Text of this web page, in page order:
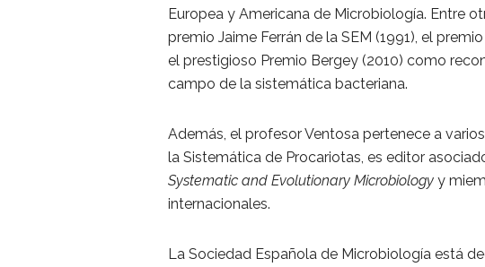
Europea y Americana de Microbiología. Entre
premio Jaime Ferrán de la SEM (1991), el
el prestigioso Premio Bergey (2010) como
campo de la sistemática bacteriana.
Además, el profesor Ventosa pertenece a
la Sistemática de Procariotas, es editor
Systematic and Evolutionary Microbiology y
internacionales.
La Sociedad Española de Microbiología está